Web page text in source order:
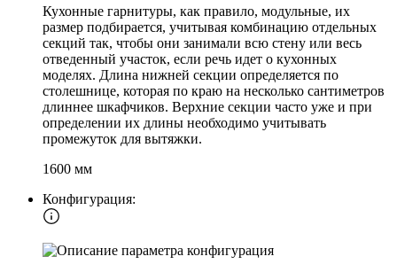
Кухонные гарнитуры, как правило, модульные, их
размер подбирается, учитывая комбинацию отдельных
секций так, чтобы они занимали всю стену или весь
отведенный участок, если речь идет о кухонных
моделях. Длина нижней секции определяется по
столешнице, которая по краю на несколько сантиметров
длиннее шкафчиков. Верхние секции часто уже и при
определении их длины необходимо учитывать
промежуток для вытяжки.
1600 мм
Конфигурация: